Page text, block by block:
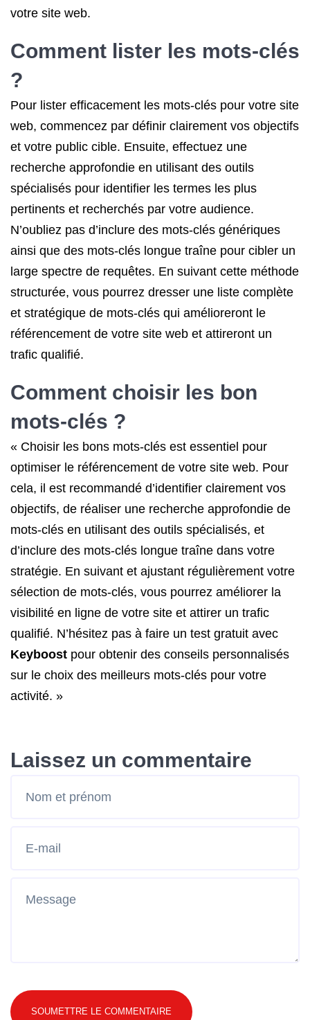
votre site web.
Comment lister les mots-clés
?
Pour lister efficacement les mots-clés pour votre site
web, commencez par définir clairement vos objectifs
et votre public cible. Ensuite, effectuez une
recherche approfondie en utilisant des outils
spécialisés pour identifier les termes les plus
pertinents et recherchés par votre audience.
N’oubliez pas d’inclure des mots-clés génériques
ainsi que des mots-clés longue traîne pour cibler un
large spectre de requêtes. En suivant cette méthode
structurée, vous pourrez dresser une liste complète
et stratégique de mots-clés qui amélioreront le
référencement de votre site web et attireront un
trafic qualifié.
Comment choisir les bon
mots-clés ?
« Choisir les bons mots-clés est essentiel pour
optimiser le référencement de votre site web. Pour
cela, il est recommandé d’identifier clairement vos
objectifs, de réaliser une recherche approfondie de
mots-clés en utilisant des outils spécialisés, et
d’inclure des mots-clés longue traîne dans votre
stratégie. En suivant et ajustant régulièrement votre
sélection de mots-clés, vous pourrez améliorer la
visibilité en ligne de votre site et attirer un trafic
qualifié. N’hésitez pas à faire un test gratuit avec
Keyboost pour obtenir des conseils personnalisés
sur le choix des meilleurs mots-clés pour votre
activité. »
Laissez un commentaire
SOUMETTRE LE COMMENTAIRE